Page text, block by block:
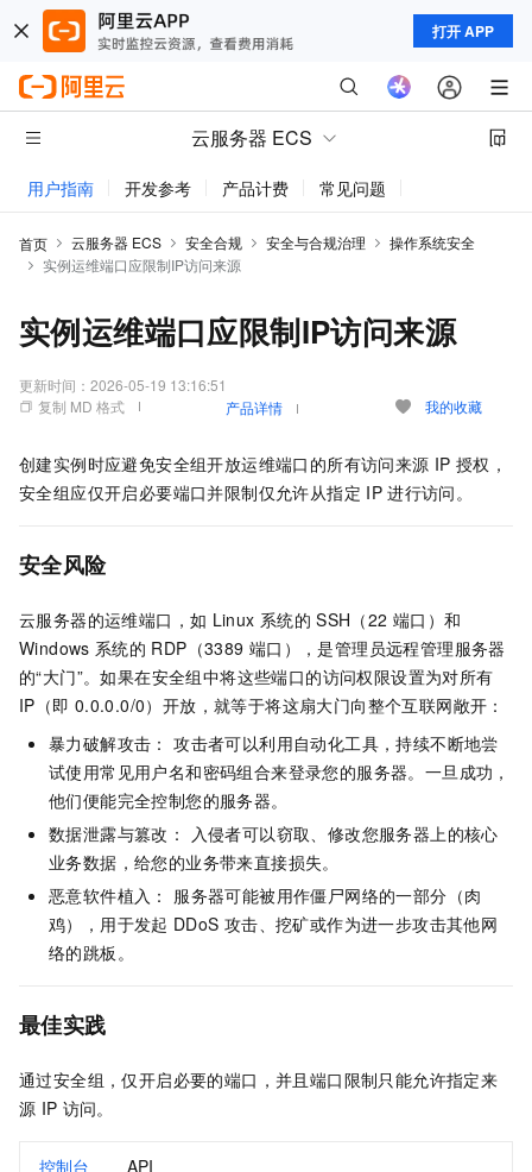
打开 APP
云服务器 ECS
用户指南 开发参考 产品计费 常见问题
首页 云服务器 ECS 安全合规 安全与合规治理
操作系统安全
实例运维端口应限制IP访问来源
实例运维端口应限制IP访问来源
更新时间： 2026-05-19 13:16:51
复制 MD 格式
产品详情 我的收藏
创建实例时应避免安全组开放运维端口的所有访问来源 IP 授权，
安全组应仅开启必要端口并限制仅允许从指定 IP 进行访问。
安全风险
云服务器的运维端口，如 Linux 系统的 SSH（22 端口）和
Windows 系统的 RDP（3389 端口），是管理员远程管理服务器
的“大门”。如果在安全组中将这些端口的访问权限设置为对所有
IP（即 0.0.0.0/0）开放，就等于将这扇大门向整个互联网敞开：
暴力破解攻击： 攻击者可以利用自动化工具，持续不断地尝
试使用常见用户名和密码组合来登录您的服务器。一旦成功，
他们便能完全控制您的服务器。
数据泄露与篡改： 入侵者可以窃取、修改您服务器上的核心
业务数据，给您的业务带来直接损失。
恶意软件植入： 服务器可能被用作僵尸网络的一部分（肉
鸡），用于发起 DDoS 攻击、挖矿或作为进一步攻击其他网
络的跳板。
最佳实践
通过安全组，仅开启必要的端口，并且端口限制只能允许指定来
源 IP 访问。
控制台 API